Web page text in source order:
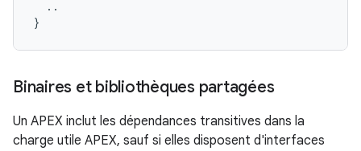
  ..
Binaires et bibliothèques partagées
Un APEX inclut les dépendances transitives dans la
charge utile APEX, sauf si elles disposent d'interfaces